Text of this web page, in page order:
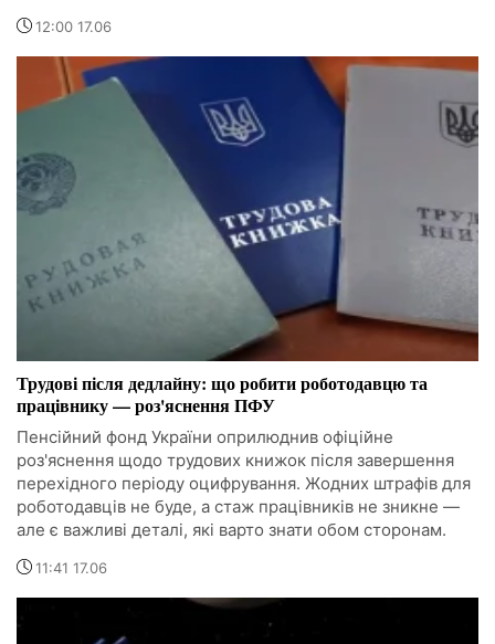
12:00 17.06
Трудові після дедлайну: що робити роботодавцю та
працівнику — роз'яснення ПФУ
Пенсійний фонд України оприлюднив офіційне
роз'яснення щодо трудових книжок після завершення
перехідного періоду оцифрування. Жодних штрафів для
роботодавців не буде, а стаж працівників не зникне —
але є важливі деталі, які варто знати обом сторонам.
11:41 17.06